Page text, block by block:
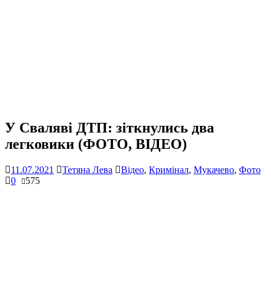
У Сваляві ДТП: зіткнулись два
легковики (ФОТО, ВІДЕО)
11.07.2021 Тетяна Лева Відео, Кримінал, Мукачево, Фото
0
575